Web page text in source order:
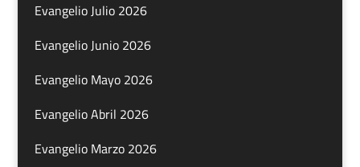
Evangelio Julio 2026
Evangelio Junio 2026
Evangelio Mayo 2026
Evangelio Abril 2026
Evangelio Marzo 2026